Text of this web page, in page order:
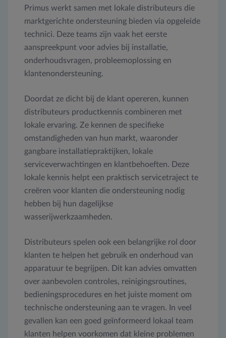
Primus werkt samen met lokale distributeurs die
marktgerichte ondersteuning bieden via opgeleide
technici. Deze teams zijn vaak het eerste
aanspreekpunt voor advies bij installatie,
onderhoudsvragen, probleemoplossing en
klantenondersteuning.
Doordat ze dicht bij de klant opereren, kunnen
distributeurs productkennis combineren met
lokale ervaring. Ze kennen de specifieke
omstandigheden van hun markt, waaronder
gangbare installatiepraktijken, lokale
serviceverwachtingen en klantbehoeften. Deze
lokale kennis helpt een praktisch servicetraject te
creëren voor klanten die ondersteuning nodig
hebben bij hun dagelijkse
wasserijwerkzaamheden.
Distributeurs spelen ook een belangrijke rol door
klanten te helpen het gebruik en onderhoud van
apparatuur te begrijpen. Dit kan advies omvatten
over aanbevolen controles, reinigingsroutines,
bedieningsprocedures en het juiste moment om
technische ondersteuning aan te vragen. In veel
gevallen kan een goed geïnformeerd lokaal team
klanten helpen voorkomen dat kleine problemen